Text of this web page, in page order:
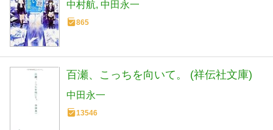
中村航 中田永一
865
百瀬、こっちを向いて。 (祥伝社文庫)
中田永一
13546